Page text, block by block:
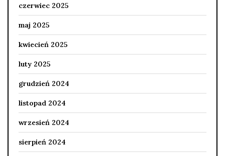
czerwiec 2025
maj 2025
kwiecień 2025
luty 2025
grudzień 2024
listopad 2024
wrzesień 2024
sierpień 2024